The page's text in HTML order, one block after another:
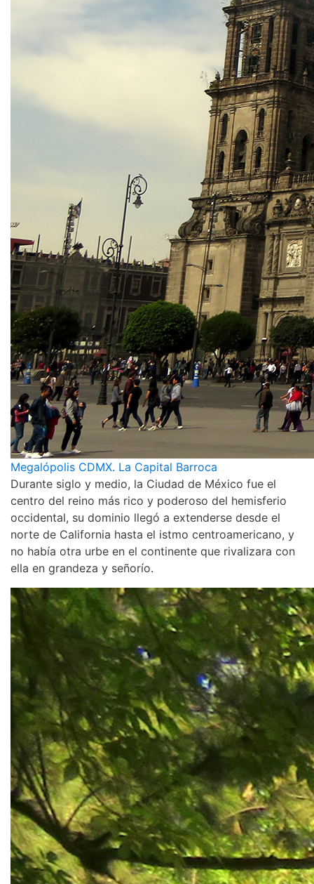
Megalópolis CDMX. La Capital Barroca
Durante siglo y medio, la Ciudad de México fue el
centro del reino más rico y poderoso del hemisferio
occidental, su dominio llegó a extenderse desde el
norte de California hasta el istmo centroamericano, y
no había otra urbe en el continente que rivalizara con
ella en grandeza y señorío.